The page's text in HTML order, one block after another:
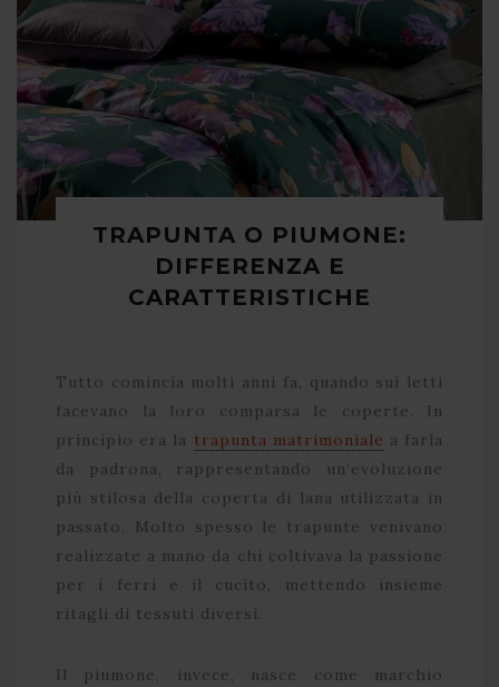
TRAPUNTA O PIUMONE:
DIFFERENZA E
CARATTERISTICHE
Tutto comincia molti anni fa, quando sui letti
facevano la loro comparsa le coperte. In
principio era la trapunta matrimoniale a farla
da padrona, rappresentando un’evoluzione
più stilosa della coperta di lana utilizzata in
passato. Molto spesso le trapunte venivano
realizzate a mano da chi coltivava la passione
per i ferri e il cucito, mettendo insieme
ritagli di tessuti diversi.
Il piumone, invece, nasce come marchio